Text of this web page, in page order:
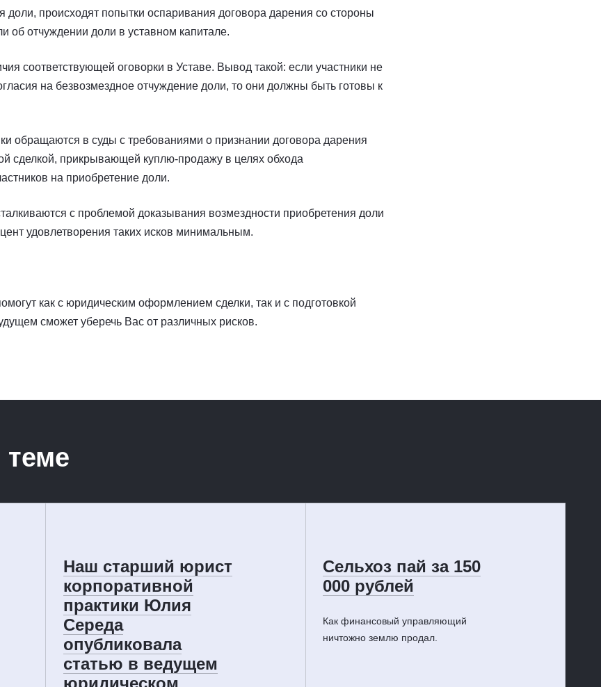
доли, происходят попытки оспаривания договора дарения со стороны
об отчуждении доли в уставном капитале.
соответствующей оговорки в Уставе. Вывод такой: если участники не
на безвозмездное отчуждение доли, то они должны быть готовы к
обращаются в суды с требованиями о признании договора дарения
сделкой, прикрывающей куплю-продажу в целях обхода
на приобретение доли.
с проблемой доказывания возмездности приобретения доли
удовлетворения таких исков минимальным.
как с юридическим оформлением сделки, так и с подготовкой
сможет уберечь Вас от различных рисков.
Наш старший юрист
корпоративной
практики Юлия
Середа
опубликовала
статью в ведущем
юридическом
Сельхоз пай за 150
000 рублей
Как финансовый управляющий
ничтожно землю продал.